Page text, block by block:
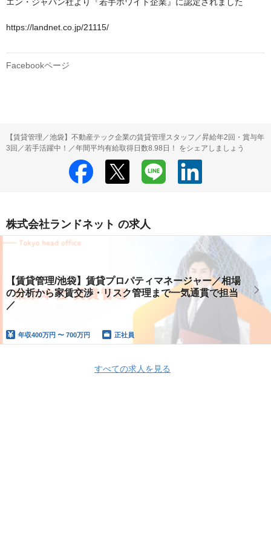
https://landnet.co.jp/21115/
Facebookページ
【賃貸管理／池袋】不動産テック企業の賃貸管理スタッフ／昇給年2回・賞与年
3回／若手活躍中！／年間平均有給取得日数8.98日！ をシェアしましょう
株式会社ランドネット の求人
【賃貸管理/池袋】賃貸プロパティマネージャー／相場
の分析から家賃交渉・リスク管理まで一気通貫で担当
／
年収400万円 〜 700万円 正社員
すべての求人を見る